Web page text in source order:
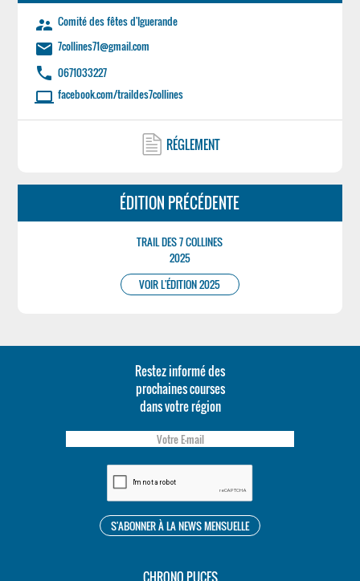
supervisor_account Comité des fêtes d'Iguerande
email 7collines71@gmail.com
phone 0671033227
laptop facebook.com/traildes7collines
RÉGLEMENT
ÉDITION PRÉCÉDENTE
TRAIL DES 7 COLLINES
2025
VOIR L'ÉDITION 2025
Restez informé des
prochaines courses
dans votre région
CHRONO PUCES